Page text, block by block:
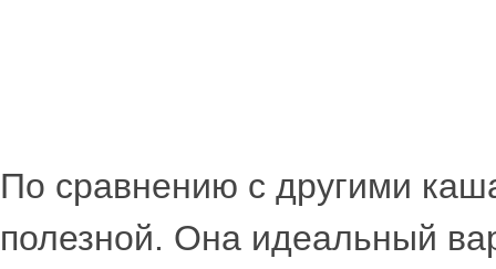
По сравнению с другими
полезной. Она идеальный